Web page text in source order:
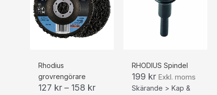
Rhodius
grovrengörare
127 kr – 158 kr
RHODIUS Spindel
199 kr Exkl. moms
Skärande > Kap &